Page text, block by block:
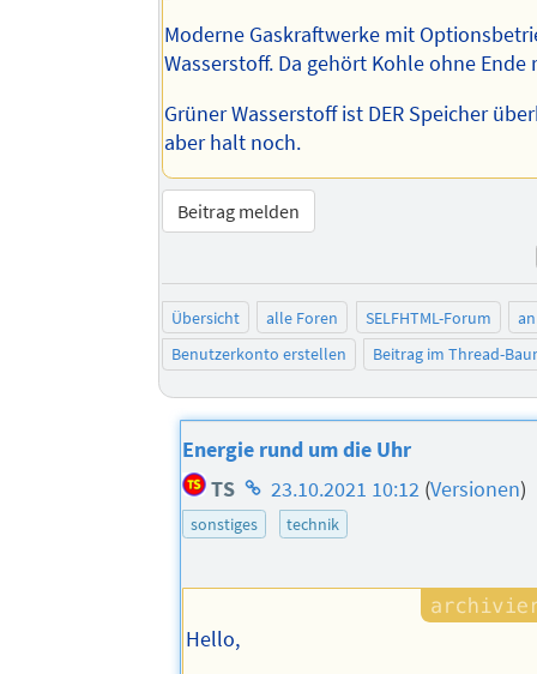
Moderne Gaskraftwerke mit
Wasserstoff. Da gehört Kohle ohne
Grüner Wasserstoff ist DER Speicher
aber halt noch.
Beitrag melden
Übersicht alle Foren SELFHTML-Forum
Benutzerkonto erstellen
Beitrag im Thread-
Energie rund um die Uhr
TS Homepage
des
23.10.2021 10:12 (Versionen)
sonstiges technik
Hello,